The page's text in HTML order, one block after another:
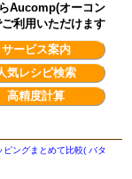
Aucomp(オーコン
利用いただけます
サービス案内
気レシピ検索
高精度計算
ピングまとめて比較( バタ